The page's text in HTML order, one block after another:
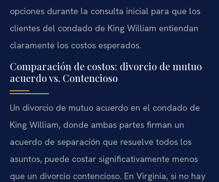
opciones durante la consulta inicial para que los
clientes del condado de King William entiendan
claramente los costos esperados.
Comparación de costos: divorcio de mutuo
acuerdo vs. Contencioso
Un divorcio de mutuo acuerdo en el condado de
King William, donde ambas partes firman un
acuerdo de separación que resuelve todos los
asuntos, puede costar significativamente menos
que un divorcio contencioso. En Virginia, si no hay